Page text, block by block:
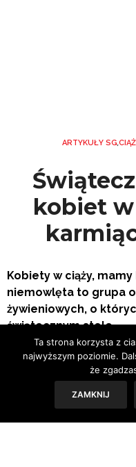
ARTYKUŁY SG,
kobiet
Kobiety w ciąży,
niemowlęta to grupa
żywieniowych, o
świątecznym stole.
Ta strona korzysta z
najwyższym poziomie.
że
ZAMKNIJ